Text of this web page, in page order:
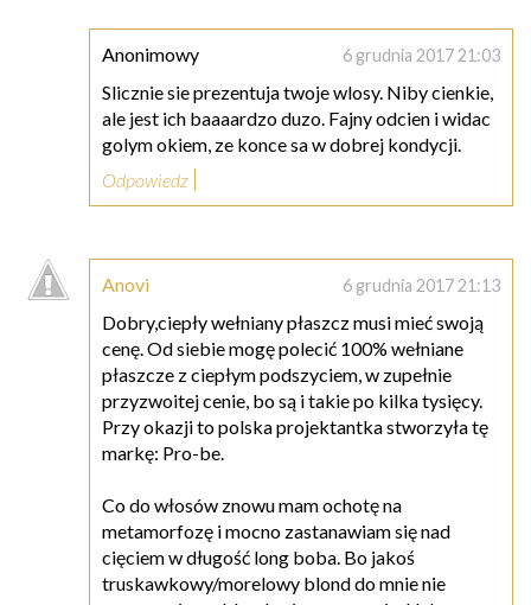
Anonimowy 6 grudnia 2017 21:03
Slicznie sie prezentuja twoje wlosy. Niby cienkie,
ale jest ich baaaardzo duzo. Fajny odcien i widac
golym okiem, ze konce sa w dobrej kondycji.
Odpowiedz
Anovi 6 grudnia 2017 21:13
Dobry,ciepły wełniany płaszcz musi mieć swoją
cenę. Od siebie mogę polecić 100% wełniane
płaszcze z ciepłym podszyciem, w zupełnie
przyzwoitej cenie, bo są i takie po kilka tysięcy.
Przy okazji to polska projektantka stworzyła tę
markę: Pro-be.
Co do włosów znowu mam ochotę na
metamorfozę i mocno zastanawiam się nad
cięciem w długość long boba. Bo jakoś
truskawkowy/morelowy blond do mnie nie